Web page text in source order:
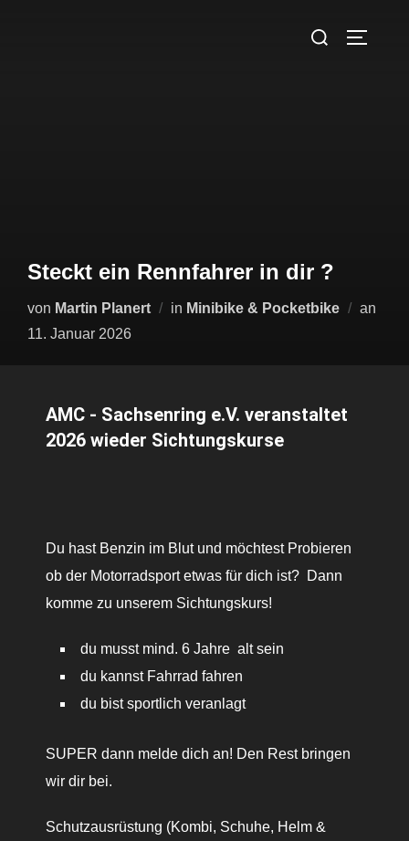
Steckt ein Rennfahrer in dir ?
von Martin Planert in Minibike & Pocketbike
an
11. Januar 2026
AMC - Sachsenring e.V. veranstaltet
2026 wieder Sichtungskurse
Du hast Benzin im Blut und möchtest Probieren
ob der Motorradsport etwas für dich ist? Dann
komme zu unserem Sichtungskurs!
du musst mind. 6 Jahre alt sein
du kannst Fahrrad fahren
du bist sportlich veranlagt
SUPER dann melde dich an! Den Rest bringen
wir dir bei.
Schutzausrüstung (Kombi, Schuhe, Helm &